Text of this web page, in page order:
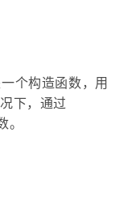
个构造函数，用
下，通过